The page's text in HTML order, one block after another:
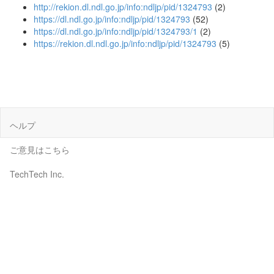
http://rekion.dl.ndl.go.jp/info:ndljp/pid/1324793 (2)
https://dl.ndl.go.jp/info:ndljp/pid/1324793 (52)
https://dl.ndl.go.jp/info:ndljp/pid/1324793/1 (2)
https://rekion.dl.ndl.go.jp/info:ndljp/pid/1324793 (5)
ヘルプ
ご意見はこちら
TechTech Inc.